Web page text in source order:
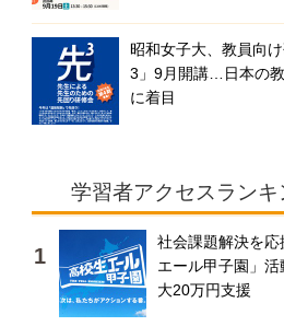
昭和女子大、教員向
3」9月開講…日本の
に着目
学習者アクセスランキ
社会課題解決を応
エール甲子園」
大20万円支援